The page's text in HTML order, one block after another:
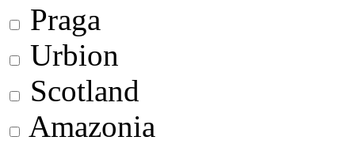
Praga
Urbion
Scotland
Amazonia